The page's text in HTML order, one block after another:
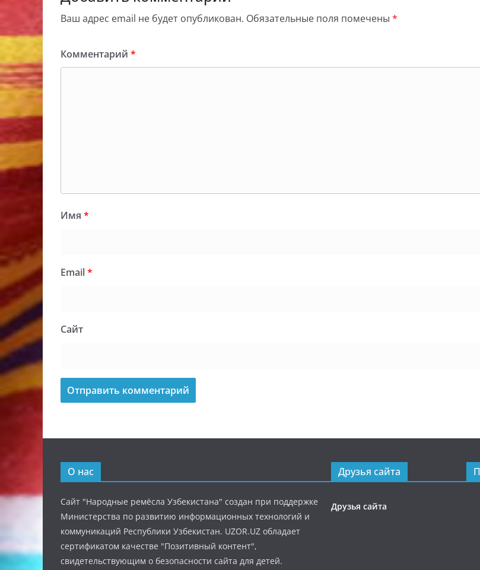
Ваш адрес email не будет опубликован. Обязательные поля помечены *
Комментарий *
Имя *
Email*
Сайт
О нас
Сайт "Народные ремёсла Узбекистана" создан при поддержке
Министерства по развитию информационных технологий и
коммуникаций Республики Узбекистан. UZOR.UZ обладает
сертификатом качестве "Позитивный контент",
свидетельствующим о безопасности сайта для детей.
Друзья сайта
Друзья сайта